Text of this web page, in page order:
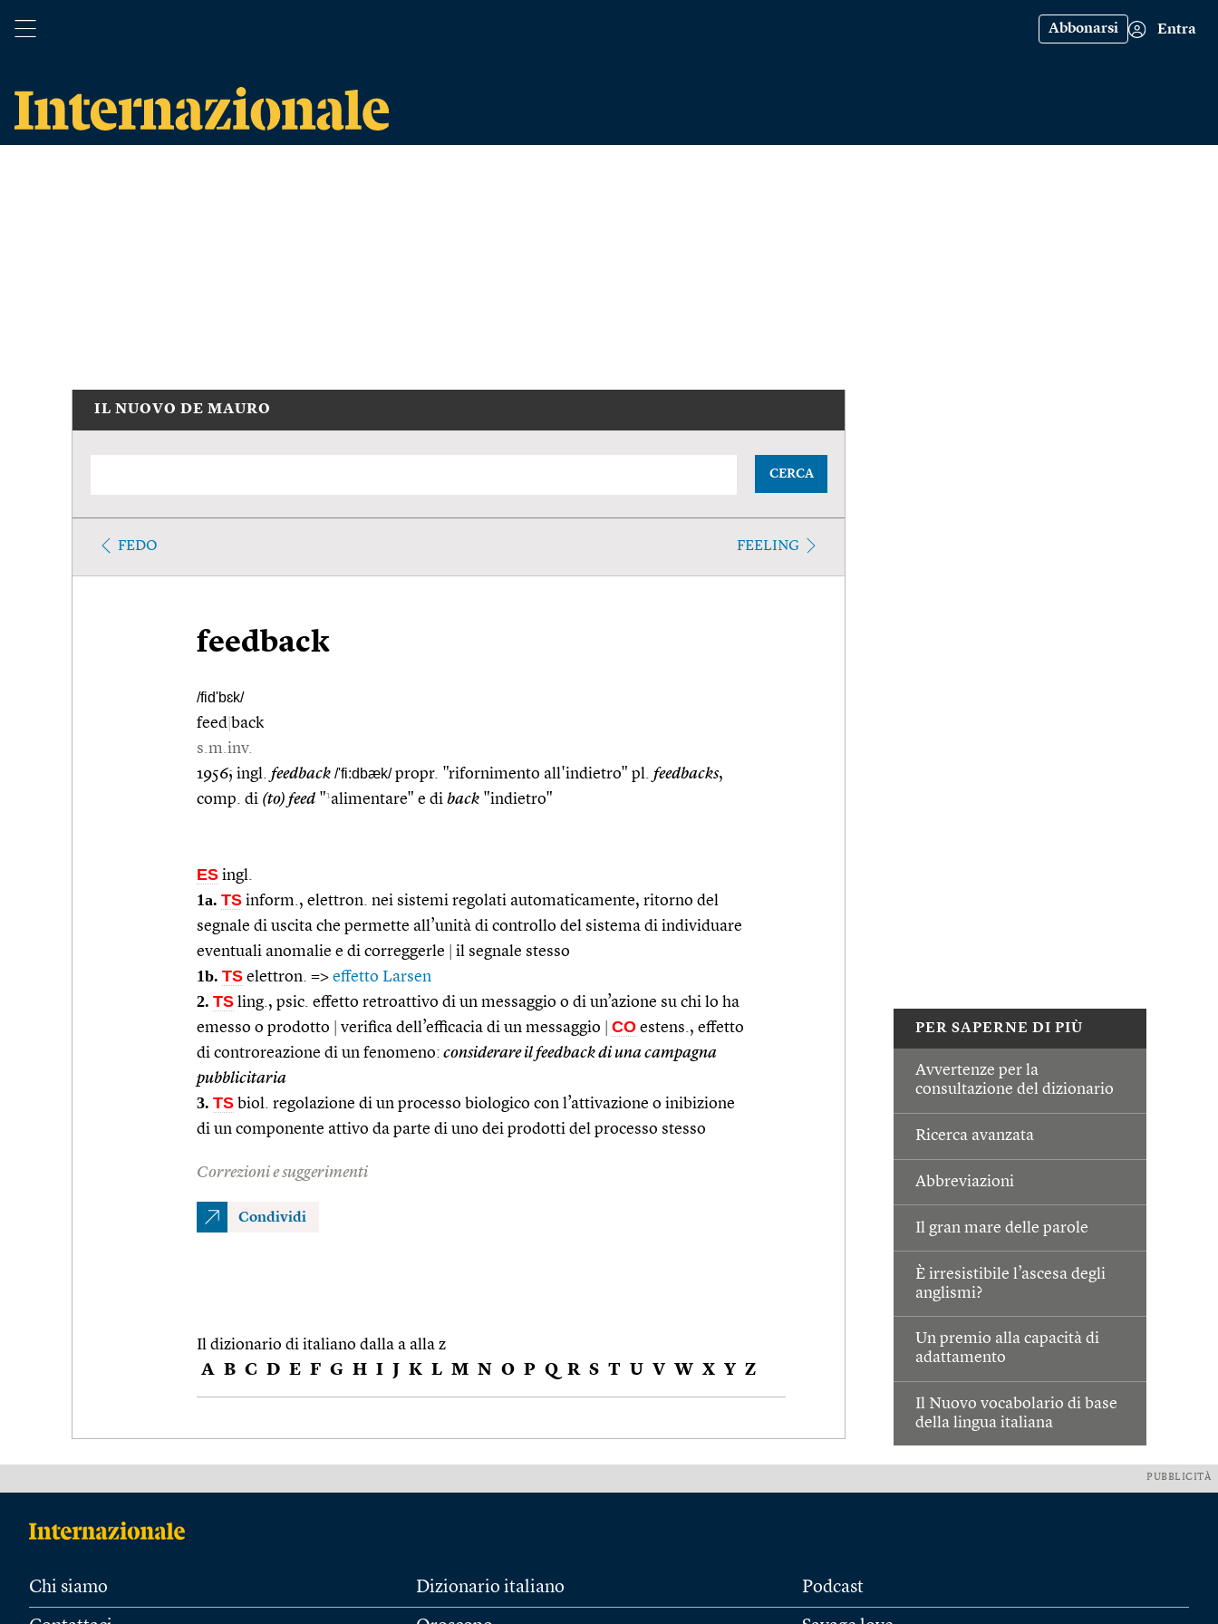
Abbonarsi Entra
PER SAPERNE DI PIÙ
Avvertenze per la
consultazione del dizionario
Ricerca avanzata
Abbreviazioni
Il gran mare delle parole
È irresistibile l’ascesa degli
anglismi?
Un premio alla capacità di
adattamento
Il Nuovo vocabolario di base
della lingua italiana
IL NUOVO DE MAURO
CERCA
FEDO FEELING
feedback
/fid'bɛk/
feed back
s.m.inv.
1956; ingl. feedback /'fi:dbæk/propr. "rifornimento all'indietro" pl. feedbacks,
comp. di (to) feed "1alimentare" e di back "indietro"
ES ingl.
1a. TS inform., elettron. nei sistemi regolati automaticamente, ritorno del
segnale di uscita che permette all’unità di controllo del sistema di individuare
eventuali anomalie e di correggerle
il segnale stesso
1b. TS elettron. => effetto Larsen
2. TS ling., psic. effetto retroattivo di un messaggio o di un’azione su chi lo ha
emesso o prodotto
verifica dell’efficacia di un messaggio CO estens., effetto
di controreazione di un fenomeno: considerare il feedback di una campagna
pubblicitaria
3. TS biol. regolazione di un processo biologico con l’attivazione o inibizione
di un componente attivo da parte di uno dei prodotti del processo stesso
Correzioni e suggerimenti
Condividi
Il dizionario di italiano dalla a alla z
A B C D E F G H I J K L M N O P Q R S T U V W X Y Z
PUBBLICITÀ
Chi siamo Dizionario italiano Podcast